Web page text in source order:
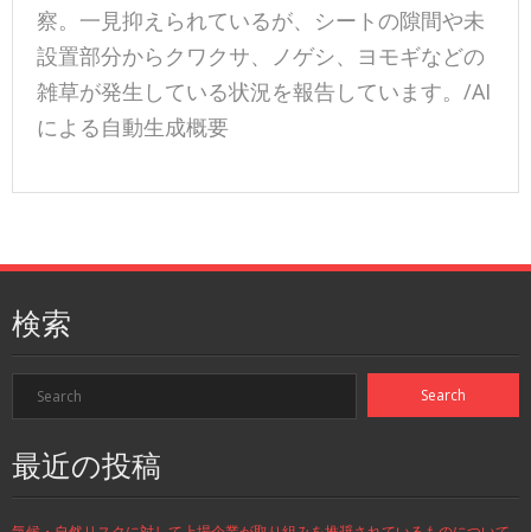
察。一見抑えられているが、シートの隙間や未
設置部分からクワクサ、ノゲシ、ヨモギなどの
雑草が発生している状況を報告しています。/AI
による自動生成概要
検索
最近の投稿